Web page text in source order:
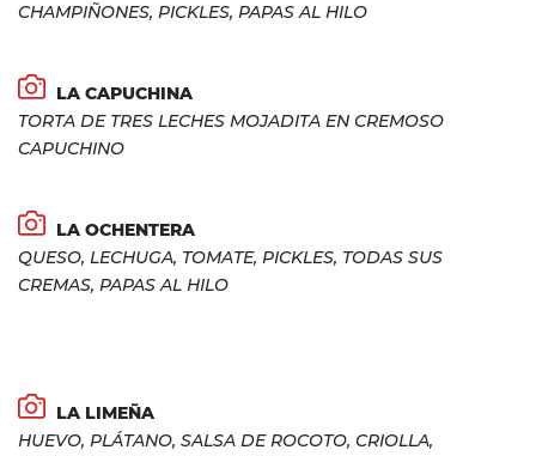
CHAMPIÑONES, PICKLES, PAPAS AL HILO
LA CAPUCHINA
TORTA DE TRES LECHES MOJADITA EN CREMOSO
CAPUCHINO
LA OCHENTERA
QUESO, LECHUGA, TOMATE, PICKLES, TODAS SUS
CREMAS, PAPAS AL HILO
LA LIMEÑA
HUEVO, PLÁTANO, SALSA DE ROCOTO, CRIOLLA,